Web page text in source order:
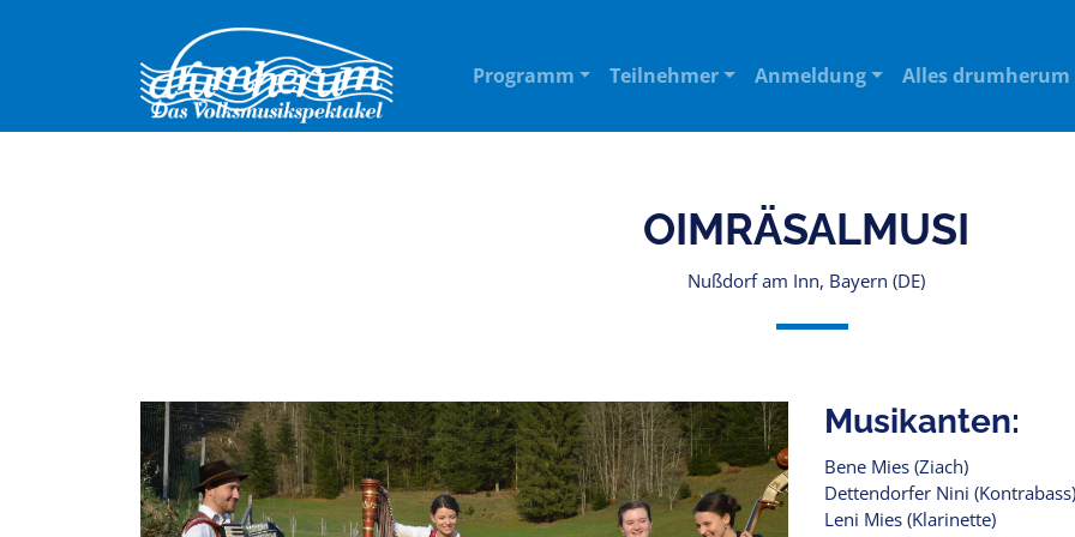
Programm Teilnehmer Anmeldung Alles drumherum
OIMRÄSALMUSI
Nußdorf am Inn, Bayern (DE)
Musikanten:
Bene Mies (Ziach)
Dettendorfer Nini (Kontrabass)
Leni Mies (Klarinette)